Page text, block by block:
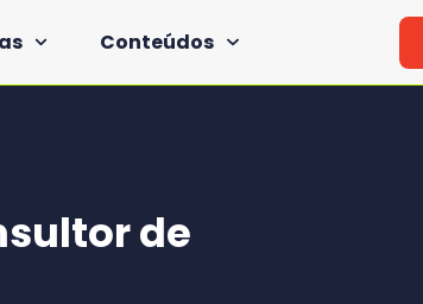
Conteúdos
de